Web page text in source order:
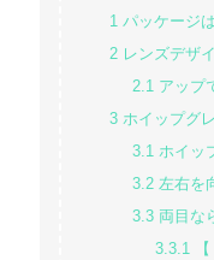
1 パッケージ
2 レンズデザ
2.1アップ
3 ホイップグ
3.1ホイッ
3.2左右を
3.3両目な
3.3.1【